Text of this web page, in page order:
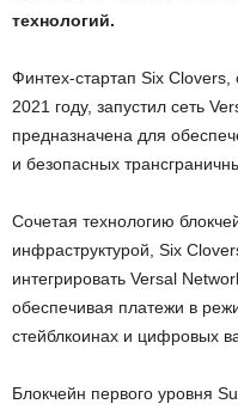
технологий.
Финтех-стартап Six
2021 году, запустил сеть
предназначена для
и безопасных
Сочетая технологию
инфраструктурой, Six
интегрировать Versal
обеспечивая платежи в
стейблкоинах и цифровых
Блокчейн первого уровня